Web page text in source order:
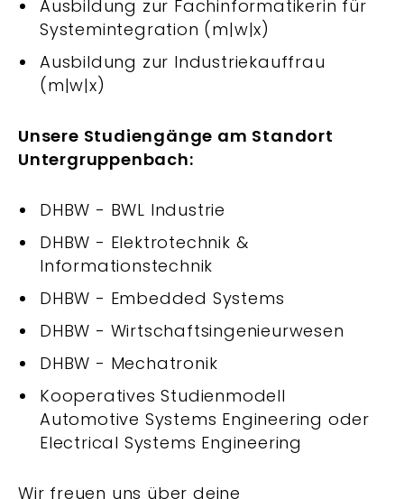
Ausbildung zur Fachinformatikerin für
Systemintegration (m|w|x)
Ausbildung zur Industriekauffrau
(m|w|x)
Unsere Studiengänge am Standort
Untergruppenbach:
DHBW - BWL Industrie
DHBW - Elektrotechnik &
Informationstechnik
DHBW - Embedded Systems
DHBW - Wirtschaftsingenieurwesen
DHBW - Mechatronik
Kooperatives Studienmodell
Automotive Systems Engineering oder
Electrical Systems Engineering
Wir freuen uns über deine